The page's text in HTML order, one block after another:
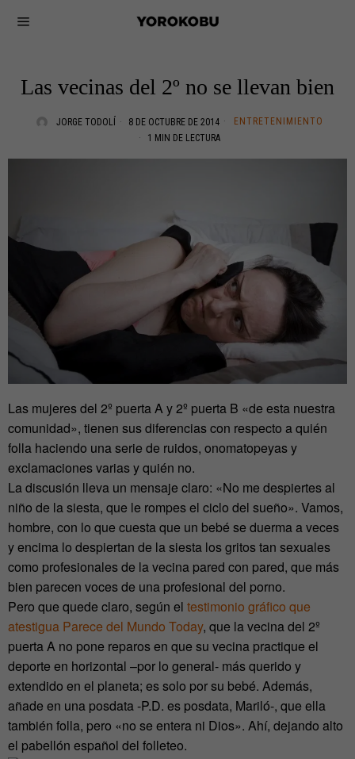
Las vecinas del 2º no se llevan bien
JORGE TODOLÍ 8 DE OCTUBRE DE 2014
ENTRETENIMIENTO
1 MIN DE LECTURA
Las mujeres del 2º puerta A y 2º puerta B «de esta nuestra
comunidad», tienen sus diferencias con respecto a quién
folla haciendo una serie de ruidos, onomatopeyas y
exclamaciones varias y quién no.
La discusión lleva un mensaje claro: «No me despiertes al
niño de la siesta, que le rompes el ciclo del sueño». Vamos,
hombre, con lo que cuesta que un bebé se duerma a veces
y encima lo despiertan de la siesta los gritos tan sexuales
como profesionales de la vecina pared con pared, que más
bien parecen voces de una profesional del porno.
Pero que quede claro, según el testimonio gráfico que
atestigua Parece del Mundo Today, que la vecina del 2º
puerta A no pone reparos en que su vecina practique el
deporte en horizontal –por lo general- más querido y
extendido en el planeta; es solo por su bebé. Además,
añade en una posdata -P.D. es posdata, Mariló-, que ella
también folla, pero «no se entera ni Dios». Ahí, dejando alto
el pabellón español del folleteo.